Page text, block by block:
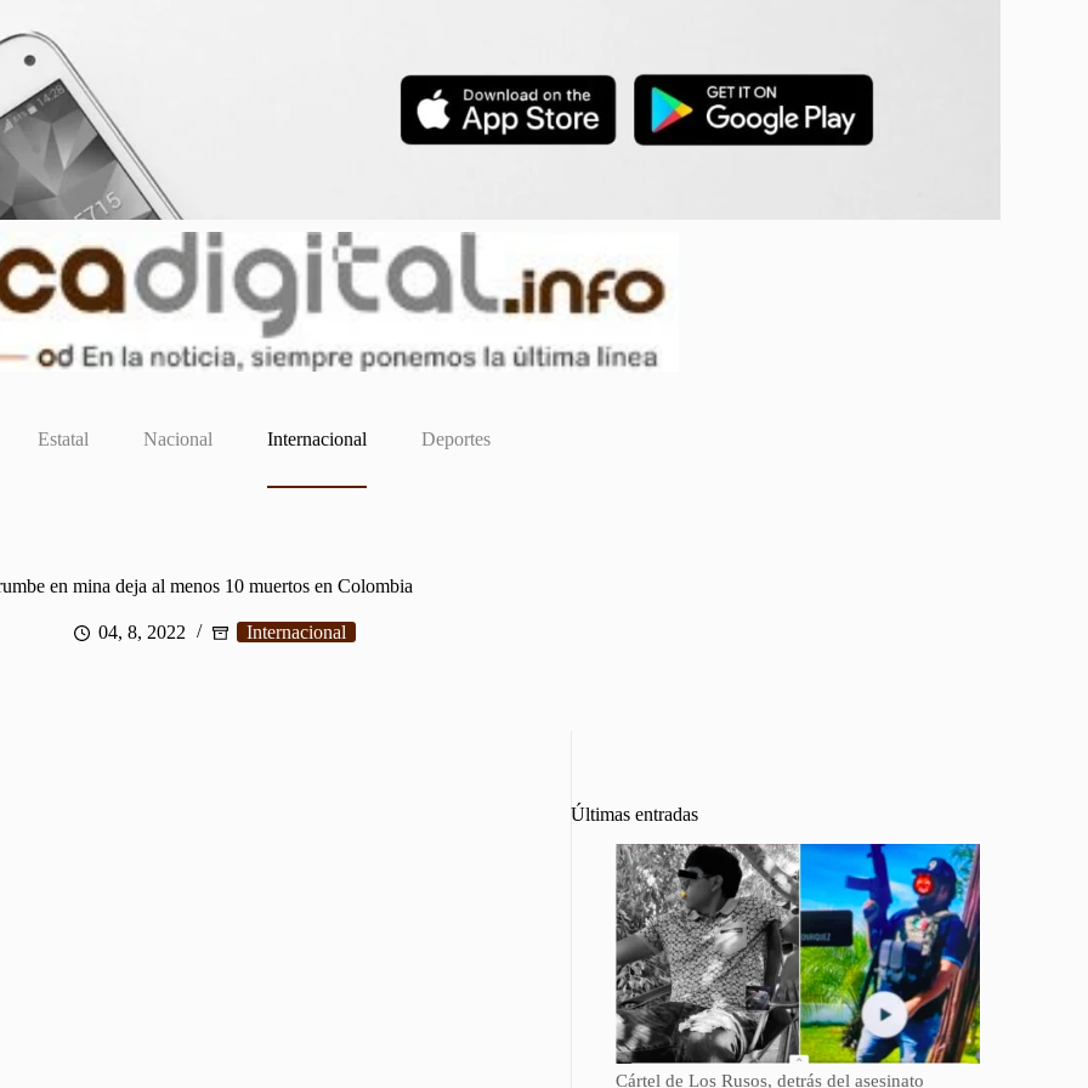
Estatal Nacional Internacional Deportes
en mina deja al menos 10 muertos en Colombia
04, 8, 2022 Internacional
Últimas entradas
Cártel de Los Rusos, detrás del asesinato